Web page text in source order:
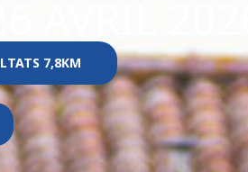
7,8KM